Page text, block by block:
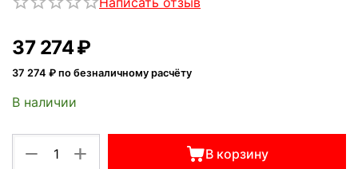
37 274₽
37 274 ₽ по безналичному расчёту
В наличии
+
− В корзину